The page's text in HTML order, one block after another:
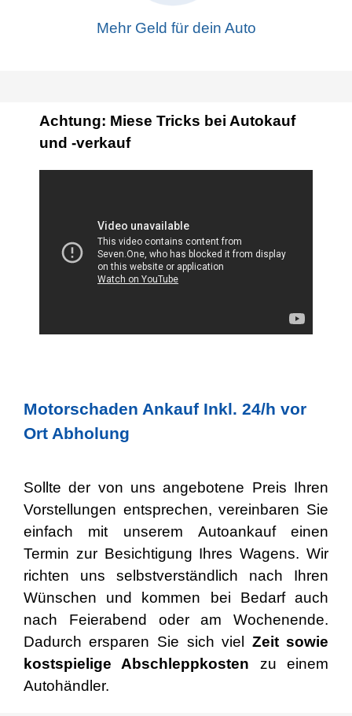
Mehr Geld für dein Auto
Achtung: Miese Tricks bei Autokauf
und -verkauf
Motorschaden Ankauf Inkl. 24/h vor
Ort Abholung
Sollte der von uns angebotene Preis Ihren
Vorstellungen entsprechen, vereinbaren Sie
einfach mit unserem Autoankauf einen
Termin zur Besichtigung Ihres Wagens. Wir
richten uns selbstverständlich nach Ihren
Wünschen und kommen bei Bedarf auch
nach Feierabend oder am Wochenende.
Dadurch ersparen Sie sich viel Zeit sowie
kostspielige Abschleppkosten zu einem
Autohändler.